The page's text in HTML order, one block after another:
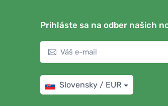
Prihláste sa na odber našich
Slovensky / EUR